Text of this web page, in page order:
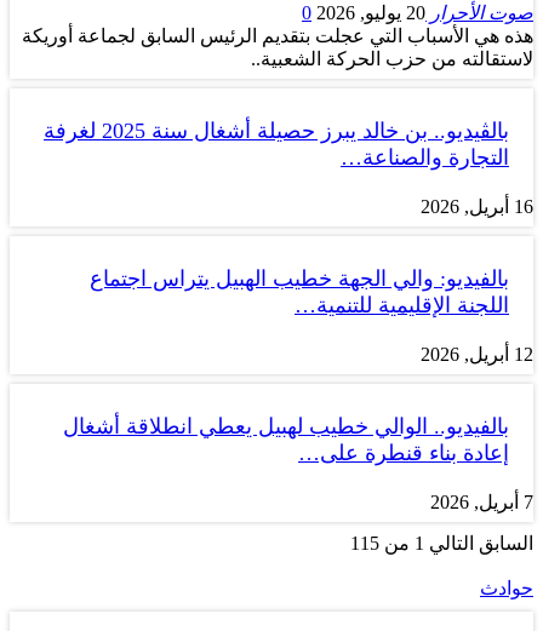
صوت الأحرار 20 يوليو, 2026
0
هذه هي الأسباب التي عجلت بتقديم الرئيس السابق لجماعة أوريكة
لاستقالته من حزب الحركة الشعبية..
بالڤيديو.. بن خالد يبرز حصيلة أشغال سنة 2025 لغرفة
التجارة والصناعة…
16 أبريل, 2026
بالفيديو: والي الجهة خطيب الهبيل يتراس اجتماع
اللجنة الإقليمية للتنمية…
12 أبريل, 2026
بالفيديو.. الوالي خطيب لهبيل يعطي انطلاقة أشغال
إعادة بناء قنطرة على…
7 أبريل, 2026
السابق التالي 1 من 115
حوادث